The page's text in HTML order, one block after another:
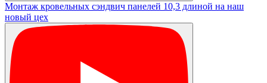
Монтаж кровельных сэндвич панелей 10,3 длиной на наш
новый цех